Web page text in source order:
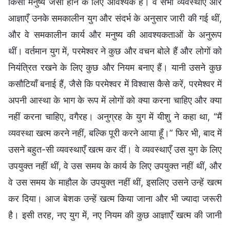
आज्ञाएँ उनके समकालीन युग और संदर्भ के अनुसार जारी की गई थीं,
और वे समकालीन कार्य और मनुष्य की आवश्यकताओं के अनुरूप
थीं। वर्तमान युग में, परमेश्वर ने कुछ और वचन बोले हैं और लोगों को
नियंत्रित रखने के लिए कुछ और नियम बनाए हैं। यानी उसने कुछ
कसौटियाँ बनाई हैं, जैसे कि परमेश्वर में विश्वास कैसे करें, परमेश्वर में
अपनी आस्था के भाग के रूप में लोगों को क्या करना चाहिए और क्या
नहीं करना चाहिए, वगैरह। अनुग्रह के युग में यीशु ने कहा था, “मैं
व्यवस्था खत्म करने नहीं, बल्कि पूरी करने आया हूँ।” फिर भी, बाद में
उसने बहुत-सी व्यवस्थाएँ खत्म कर दीं। वे व्यवस्थाएँ उस युग के लिए
उपयुक्त नहीं थीं, वे उस समय के कार्य के लिए उपयुक्त नहीं थीं, और
वे उस समय के माहौल के उपयुक्त नहीं थीं, इसलिए उसने उन्हें खत्म
कर दिया। आज बेशक उन्हें खत्म किया जाना और भी ज्यादा जरूरी
है। इसी तरह, नए युग में, नए नियम की कुछ आज्ञाएँ खत्म की जानी